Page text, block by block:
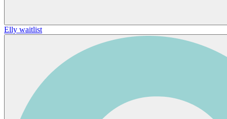
Elly waitlist